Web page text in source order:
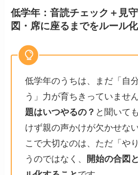
低学年：音読チェック＋見
図・席に座るまでをルール化
低学年のうちは、まだ「自
う」力が育ちきっていませ
題はいつやるの？ と聞いて
けず親の声かけが欠かせな
こで大切なのは、ただ「や
うのではなく、
開始の合図